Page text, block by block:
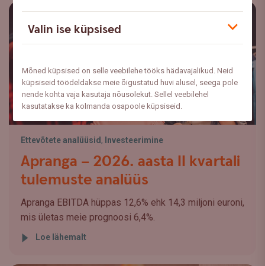
Valin ise küpsised
Mõned küpsised on selle veebilehe tööks hädavajalikud. Neid
küpsiseid töödeldakse meie õigustatud huvi alusel, seega pole
nende kohta vaja kasutaja nõusolekut. Sellel veebilehel
kasutatakse ka kolmanda osapoole küpsiseid.
Ettevõtete analüüsid , Investeerimine
Apranga – 2026. aasta II kvartali
tulemuste analüüs
Apranga EBITDA hüppas 12,6% ehk 14,3 miljoni euroni,
mis ületas meie prognoosi 6,4%.
Loe lähemalt